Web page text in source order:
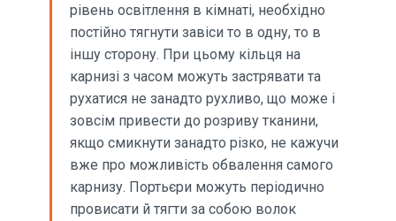
рівень освітлення в кімнаті, необхідно
постійно тягнути завіси то в одну, то в
іншу сторону. При цьому кільця на
карнизі з часом можуть застрявати та
рухатися не занадто рухливо, що може і
зовсім привести до розриву тканини,
якщо смикнути занадто різко, не кажучи
вже про можливість обвалення самого
карнизу. Портьєри можуть періодично
провисати й тягти за собою волок